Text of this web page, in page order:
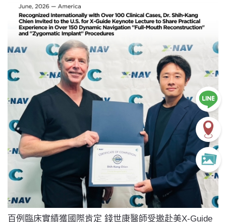
百例臨床實績獲國際肯定 錢世康醫師受邀赴美X-Guide